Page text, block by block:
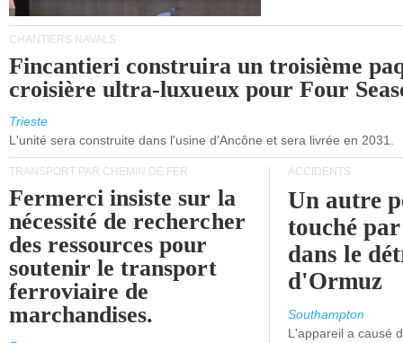
CHANTIERS NAVALS
Fincantieri construira un troisième
croisière ultra-luxueux pour Four
Trieste
L'unité sera construite dans l'usine d'Ancône et sera livrée en 2031.
TRANSPORT PAR CHEMIN DE FER
Fermerci insiste sur la
nécessité de rechercher
des ressources pour
soutenir le transport
ferroviaire de
marchandises.
ACCIDENTS
Un autre
touché
dans le
d'Ormuz
Southampton
L'appareil a causé